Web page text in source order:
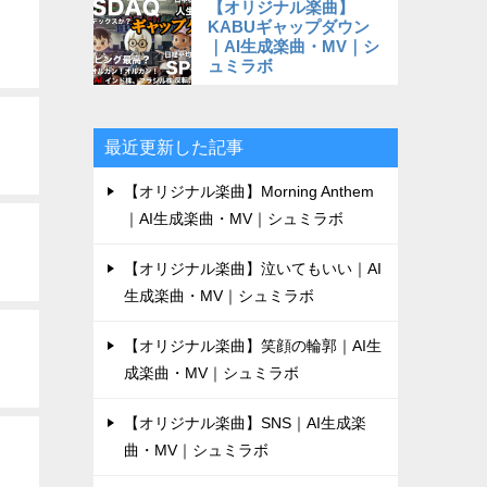
【オリジナル楽曲】
KABUギャップダウン
｜AI生成楽曲・MV｜シ
ュミラボ
最近更新した記事
【オリジナル楽曲】Morning Anthem
｜AI生成楽曲・MV｜シュミラボ
【オリジナル楽曲】泣いてもいい｜AI
生成楽曲・MV｜シュミラボ
【オリジナル楽曲】笑顔の輪郭｜AI生
成楽曲・MV｜シュミラボ
【オリジナル楽曲】SNS｜AI生成楽
曲・MV｜シュミラボ